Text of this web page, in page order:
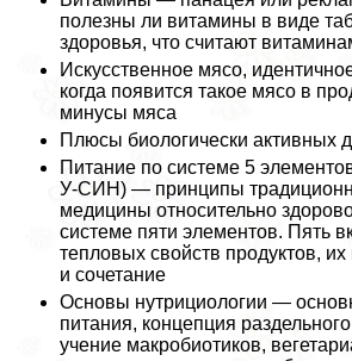
полезны ли витамины в виде
здоровья, что считают
Искусственное мясо,
когда появится такое мясо в
минусы мяса
Плюсы биологически активных
Питание по системе 5
У-СИН) — принципы
медицины относительно
системе пяти элементов. Пять
тепловых свойств продуктов,
и сочетание
Основы нутрициологии —
питания, концепция
учение макробиотиков,